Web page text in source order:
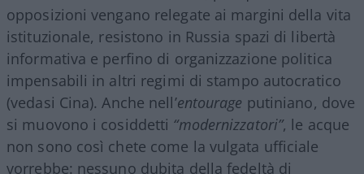
opposizioni vengano relegate ai margini della vita
istituzionale, resistono in Russia spazi di libertà
informativa e perfino di organizzazione politica
impensabili in altri regimi di stampo autocratico
(vedasi Cina). Anche nell’entourage putiniano, dove
si muovono i cosiddetti “modernizzatori”, le acque
non sono così chete come la vulgata ufficiale
vorrebbe: nessuno dubita della fedeltà di